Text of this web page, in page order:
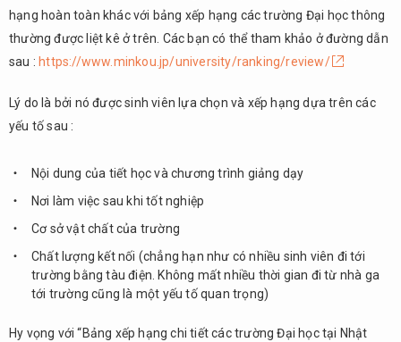
hạng hoàn toàn khác với bảng xếp hạng các trường Đại học thông
thường được liệt kê ở trên. Các bạn có thể tham khảo ở đường dẫn
sau : https://www.minkou.jp/university/ranking/review/
Lý do là bởi nó được sinh viên lựa chọn và xếp hạng dựa trên các
yếu tố sau :
Nội dung của tiết học và chương trình giảng dạy
Nơi làm việc sau khi tốt nghiệp
Cơ sở vật chất của trường
Chất lượng kết nối (chẳng hạn như có nhiều sinh viên đi tới
trường bằng tàu điện. Không mất nhiều thời gian đi từ nhà ga
tới trường cũng là một yếu tố quan trọng)
Hy vọng với “Bảng xếp hạng chi tiết các trường Đại học tại Nhật